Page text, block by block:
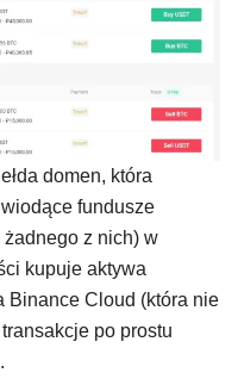
domen, która
fundusze
z nich) w
kupuje aktywa
Binance Cloud (która nie
po prostu